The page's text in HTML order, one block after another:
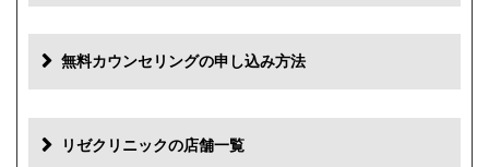
初診料 0円
再診料 0円
無料カウンセリングの申し込み方法
リゼクリニックの店舗一覧